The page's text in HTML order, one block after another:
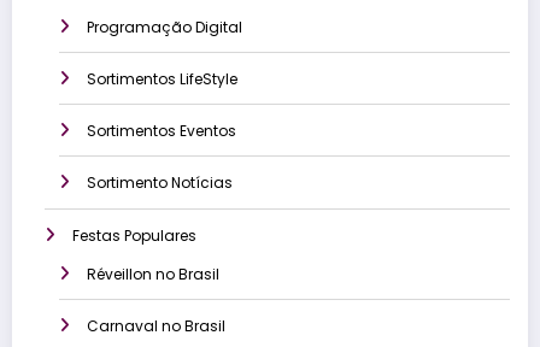
Programação Digital
Sortimentos LifeStyle
Sortimentos Eventos
Sortimento Notícias
Festas Populares
Réveillon no Brasil
Carnaval no Brasil